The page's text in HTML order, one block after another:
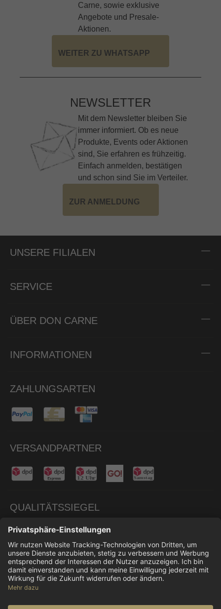
Carne, sowie exklusive
Angebote und Presale-
Aktionen.
WEITER ZU WHATSAPP
NEWSLETTER
Mit dem Newsletter bleiben Sie
immer informiert. Ob es neue
Produkte, Events oder Aktionen
sind, Sie erfahren es frühzeitig.
Einfach anmelden, bestätigen
und schon sind Sie im Verteiler.
ZUR ANMELDUNG
UNSERE FILIALEN
SERVICE
ÜBER DON CARNE
INFORMATIONEN
ZAHLUNGSARTEN
VERSANDPARTNER
QUALITÄTSSIEGEL
Alle Preise inkl. gesetzl. Mehrwertsteuer zzgl.